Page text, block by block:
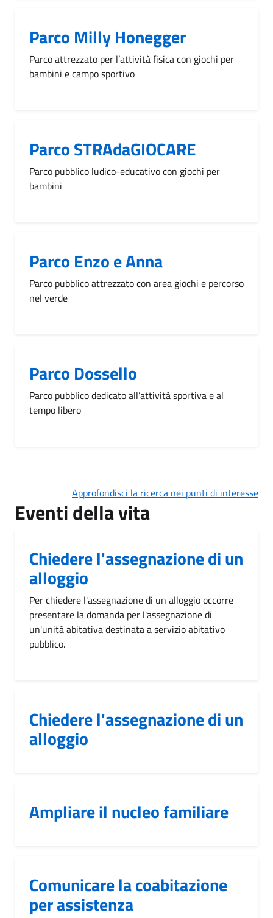
Parco Milly Honegger
Parco attrezzato per l’attività fisica con giochi per
bambini e campo sportivo
Parco STRAdaGIOCARE
Parco pubblico ludico-educativo con giochi per
bambini
Parco Enzo e Anna
Parco pubblico attrezzato con area giochi e percorso
nel verde
Parco Dossello
Parco pubblico dedicato all’attività sportiva e al
tempo libero
Approfondisci la ricerca nei punti di interesse
Eventi della vita
Chiedere l'assegnazione di un
alloggio
Per chiedere l'assegnazione di un alloggio occorre
presentare la domanda per l'assegnazione di
un'unità abitativa destinata a servizio abitativo
pubblico.
Chiedere l'assegnazione di un
alloggio
Ampliare il nucleo familiare
Comunicare la coabitazione
per assistenza